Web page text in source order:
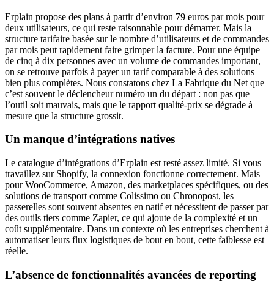
Erplain propose des plans à partir d’environ 79 euros par mois pour
deux utilisateurs, ce qui reste raisonnable pour démarrer. Mais la
structure tarifaire basée sur le nombre d’utilisateurs et de commandes
par mois peut rapidement faire grimper la facture. Pour une équipe
de cinq à dix personnes avec un volume de commandes important,
on se retrouve parfois à payer un tarif comparable à des solutions
bien plus complètes. Nous constatons chez La Fabrique du Net que
c’est souvent le déclencheur numéro un du départ : non pas que
l’outil soit mauvais, mais que le rapport qualité-prix se dégrade à
mesure que la structure grossit.
Un manque d’intégrations natives
Le catalogue d’intégrations d’Erplain est resté assez limité. Si vous
travaillez sur Shopify, la connexion fonctionne correctement. Mais
pour WooCommerce, Amazon, des marketplaces spécifiques, ou des
solutions de transport comme Colissimo ou Chronopost, les
passerelles sont souvent absentes en natif et nécessitent de passer par
des outils tiers comme Zapier, ce qui ajoute de la complexité et un
coût supplémentaire. Dans un contexte où les entreprises cherchent à
automatiser leurs flux logistiques de bout en bout, cette faiblesse est
réelle.
L’absence de fonctionnalités avancées de reporting